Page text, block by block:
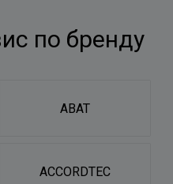
по бренду
ABAT
ACCORDTEC